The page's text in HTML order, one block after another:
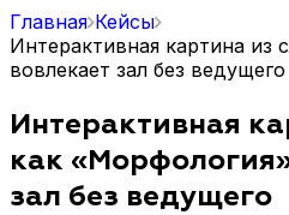
Главная Кейсы
Интерактивная картина из
вовлекает зал без ведущего
Интерактивная
как
зал без ведущего